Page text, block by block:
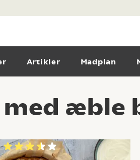
Artikler Madplan
med